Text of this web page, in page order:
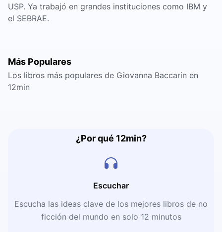
USP. Ya trabajó en grandes instituciones como IBM y
el SEBRAE.
Más Populares
Los libros más populares de Giovanna Baccarin en
12min
¿Por qué 12min?
Escuchar
Escucha las ideas clave de los mejores libros de no
ficción del mundo en solo 12 minutos